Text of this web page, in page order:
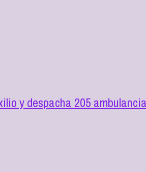
y despacha 205